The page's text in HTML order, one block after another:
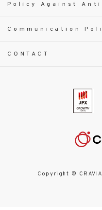
Policy Against
Communication
CONTACT
Copyright ©